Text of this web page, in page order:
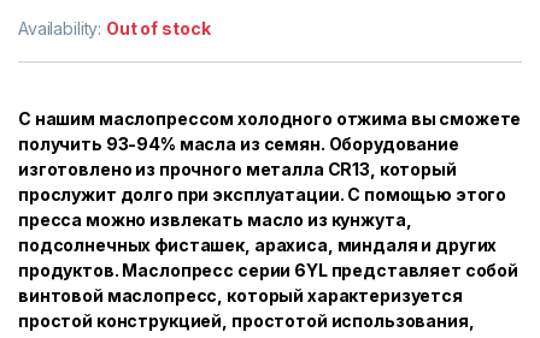
Availability: Out of stock
С нашим маслопрессом холодного отжима вы сможете
получить 93-94% масла из семян. Оборудование
изготовлено из прочного металла CR13, который
прослужит долго при эксплуатации. С помощью этого
пресса можно извлекать масло из кунжута,
подсолнечных фисташек, арахиса, миндаля и других
продуктов. Маслопресс серии 6YL представляет собой
винтовой маслопресс, который характеризуется
простой конструкцией, простотой использования,